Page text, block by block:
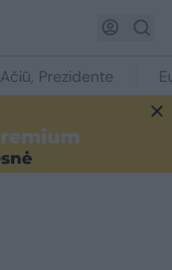
Ačiū, Prezidente